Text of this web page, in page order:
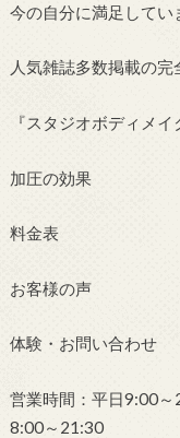
今の自分に満足してい
人気雑誌多数掲載の
『スタジオボディメイ
加圧の効果
料金表
お客様の声
体験・お問い合わせ
営業時間：平日9:00
8:00～21:30